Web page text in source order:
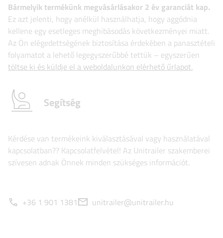
Bármelyik termékünk megvásárlásakor 2 év garanciát kap.
Ez azt jelenti, hogy anélkül használhatja, hogy aggódnia
kellene egy esetleges meghibásodás következményei miatt.
Az Ön elégedettségének biztosítása érdekében a panasztételi
folyamatot a lehető legegyszerűbbé tettük – egyszerűen
töltse ki és küldje el a weboldalunkon elérhető űrlapot.
Segítség
Kérdése van termékeink kiválasztásával vagy használatával
kapcsolatban?? Kapcsolatfelvétel! Az Unitrailer szakemberei
szívesen adnak Önnek minden szükséges információt.
+36 1 901 1381 unitrailer@unitrailer.hu